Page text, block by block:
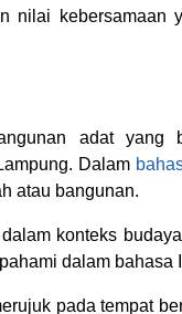
nilai kebersamaan
adat yang
Dalam
atau bangunan.
konteks
dalam bahasa
pada tempat